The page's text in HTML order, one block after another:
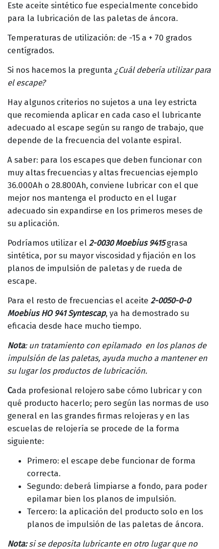
Este aceite sintético fue especialmente concebido
para la lubricación de las paletas de áncora.
Temperaturas de utilización: de -15 a + 70 grados
centígrados.
Si nos hacemos la pregunta ¿Cuál debería utilizar para
el escape?
Hay algunos criterios no sujetos a una ley estricta
que recomienda aplicar en cada caso el lubricante
adecuado al escape según su rango de trabajo, que
depende de la frecuencia del volante espiral.
A saber: para los escapes que deben funcionar con
muy altas frecuencias y altas frecuencias ejemplo
36.000Ah o 28.800Ah, conviene lubricar con el que
mejor nos mantenga el producto en el lugar
adecuado sin expandirse en los primeros meses de
su aplicación.
Podríamos utilizar el 2-0030 Moebius 9415grasa
sintética, por su mayor viscosidad y fijación en los
planos de impulsión de paletas y de rueda de
escape.
Para el resto de frecuencias el aceite 2-0050-0-0
Moebius HO 941 Syntescap, ya ha demostrado su
eficacia desde hace mucho tiempo.
Nota: un tratamiento con epilamado en los planos de
impulsión de las paletas, ayuda mucho a mantener en
su lugar los productos de lubricación.
Cada profesional relojero sabe cómo lubricar y con
qué producto hacerlo; pero según las normas de uso
general en las grandes firmas relojeras y en las
escuelas de relojería se procede de la forma
siguiente:
Primero: el escape debe funcionar de forma
correcta.
Segundo: deberá limpiarse a fondo, para poder
epilamar bien los planos de impulsión.
Tercero: la aplicación del producto solo en los
planos de impulsión de las paletas de áncora.
Nota:si se deposita lubricante en otro lugar que no